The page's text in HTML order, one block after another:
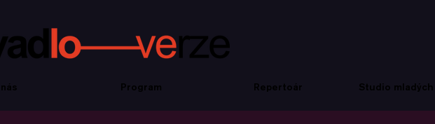
Program Repertoár Studio